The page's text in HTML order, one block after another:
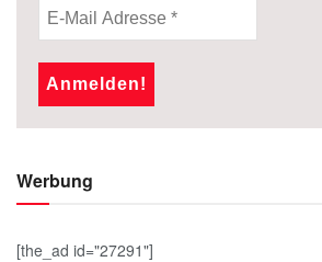
Werbung
[the_ad id="27291"]